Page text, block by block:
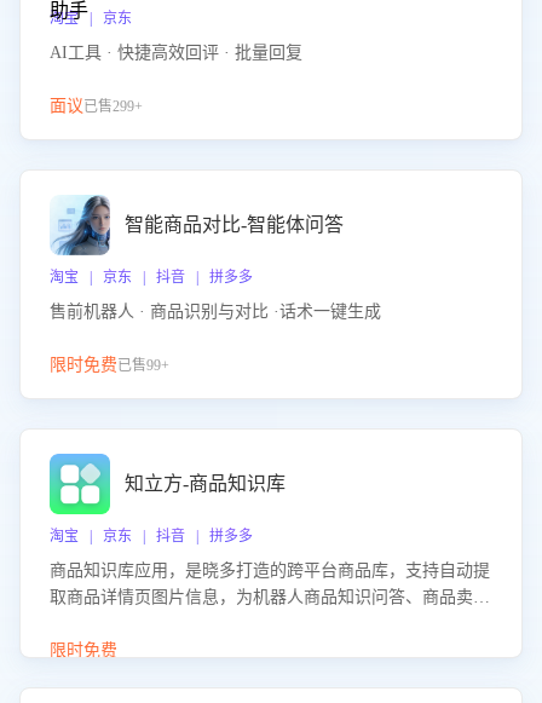
淘宝 | 京东
AI工具 · 快捷高效回评 · 批量回复
面议已售299+
智能商品对比-智能体问答
淘宝 | 京东 | 抖音 | 拼多多
售前机器人 · 商品识别与对比 ·话术一键生成
限时免费已售99+
知立方-商品知识库
淘宝 | 京东 | 抖音 | 拼多多
商品知识库应用，是晓多打造的跨平台商品库，支持自动提
取商品详情页图片信息，为机器人商品知识问答、商品卖点
限时免费